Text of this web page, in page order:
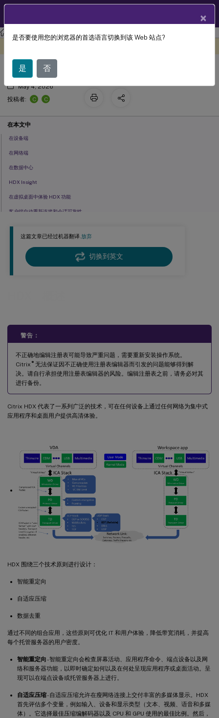
Citrix DaaS
这篇文章已经过机器翻译.放弃
切换到英文
警告：
不正确地编辑注册表可能导致严重问题，需要重新安装操作系统。
Citrix ®无法保证因不正确使用注册表编辑器而引发的问题能够得到解
决。请自行承担使用注册表编辑器的风险。编辑注册表之前，请务必对其
进行备份。
Citrix HDX 代表了一系列广泛的技术，可在任何设备上通过任何网络为集中式
应用程序和桌面用户提供高清体验。
HDX 围绕三个技术原则进行设计：
智能重定向
自适应压缩
数据去重
通过不同的组合应用，这些原则可优化 IT 和用户体验，降低带宽消耗，并提高
每个托管服务器的用户密度。
智能重定向- 智能重定向会检查屏幕活动、应用程序命令、端点设备以及网
络和服务器功能，以即时确定如何以及在何处呈现应用程序或桌面活动。呈
现可以在端点设备或托管服务器上进行。
自适应压缩- 自适应压缩允许在瘦网络连接上交付丰富的多媒体显示。HDX
首先评估多个变量，例如输入、设备和显示类型（文本、视频、语音和多媒
体）。它选择最佳压缩编解码器以及 CPU 和 GPU 使用的最佳比例。然后，
HDX ™概述
May 4, 2026
投稿者:
C C
在本文中
在设备端
在网络端
在数据中心
HDX Insight
在虚拟桌面中体验 HDX 功能
客户端自动重新连接和会话可靠性
NetScaler 与客户端自动重新连接和会话可靠性
HDX 自适应吞吐量
提高发送到用户设备的图像质量
×
是否要使用您的浏览器的首选语言切换到该 Web 站点?
是 否